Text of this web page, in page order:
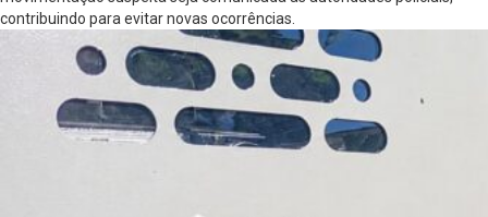
contribuindo para evitar novas ocorrências.